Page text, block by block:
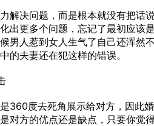
决问题，而是根本就没有把话
出更多个问题，忘记了最初应该
男人惹到女人生气了自己还浑然
的夫妻还在犯这样的错误。
度去死角展示给对方，因此
对方的优点还是缺点，只要你觉